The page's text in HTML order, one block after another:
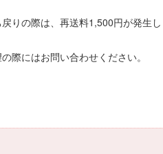
りの際は、再送料1,500円が発生
際にはお問い合わせください。